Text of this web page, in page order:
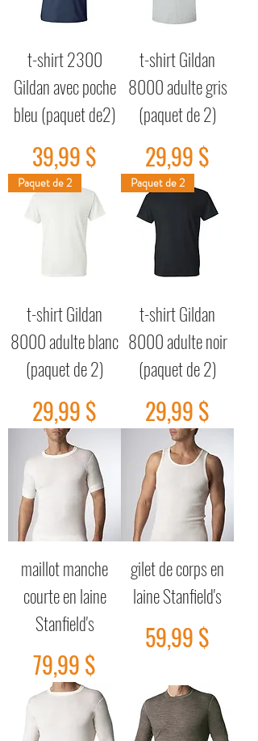
t-shirt 2300
Gildan avec poche
bleu (paquet de2)
Prix
39,99 $
t-shirt Gildan
8000 adulte gris
(paquet de 2)
Prix
29,99 $
Paquet de 2
t-shirt Gildan
8000 adulte blanc
(paquet de 2)
Prix
29,99 $
Paquet de 2
t-shirt Gildan
8000 adulte noir
(paquet de 2)
Prix
29,99 $
maillot manche
courte en laine
Stanfield's
Prix
79,99 $
gilet de corps en
laine Stanfield's
Prix
59,99 $